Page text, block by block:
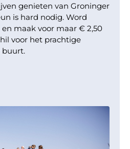
genieten van Groninger
is hard nodig. Word
maak voor maar € 2,50
voor het prachtige
buurt.